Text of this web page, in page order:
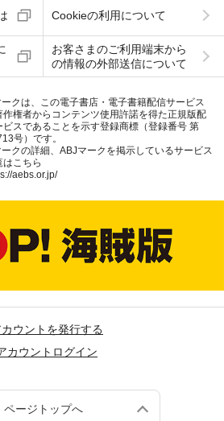
Cookieの利用について
お客さまのご利用端末から
の情報の外部送信について
クは、この電子書店・電子書籍配信サービス
作権者からコンテンツ使用許諾を得た正規版配
ビスであることを示す登録商標（登録番号 第
号）です。
クの詳細、ABJマークを掲示しているサービス
はこちら
aebs.or.jp/
ウントを発行する
カウントログイン
ページトップへ